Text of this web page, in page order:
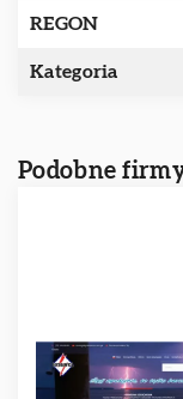
REGON
Kategoria
Podobne